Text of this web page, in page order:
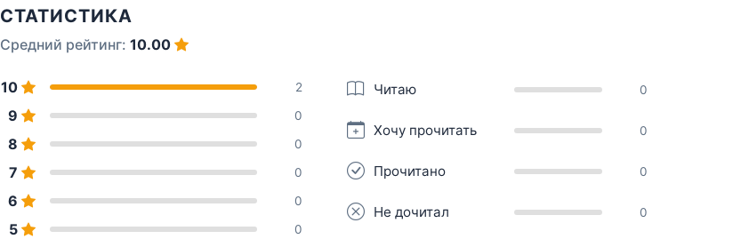
СТАТИСТИКА
Средний рейтинг: 10.00
10 2
9 0
8 0
7 0
6 0
5 0
Читаю 0
Хочу прочитать 0
Прочитано 0
Не дочитал 0